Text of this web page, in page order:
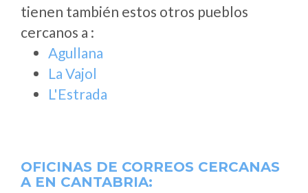
tienen también estos otros pueblos
cercanos a :
Agullana
La Vajol
L'Estrada
OFICINAS DE CORREOS CERCANAS
A EN CANTABRIA: